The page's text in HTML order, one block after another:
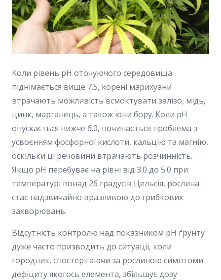
Коли рівень pH оточуючого середовища
піднімається вище 7.5, корені марихуани
втрачають можливість всмоктувати залізо, мідь,
цинк, марганець, а також іони бору. Коли pH
опускається нижче 6.0, починається проблема з
усвоєнням фосфорної кислоти, кальцію та магнію,
оскільки ці речовини втрачають розчинність.
Якщо pH перебуває на рівні від 3.0 до 5.0 при
температурі понад 26 градусів Цельсія, рослина
стає надзвичайно вразливою до грибкових
захворювань.
Відсутність контролю над показником pH ґрунту
дуже часто призводить до ситуації, коли
городник, спостерігаючи за рослиною симптоми
дефіциту якогось елемента, збільшує дозу